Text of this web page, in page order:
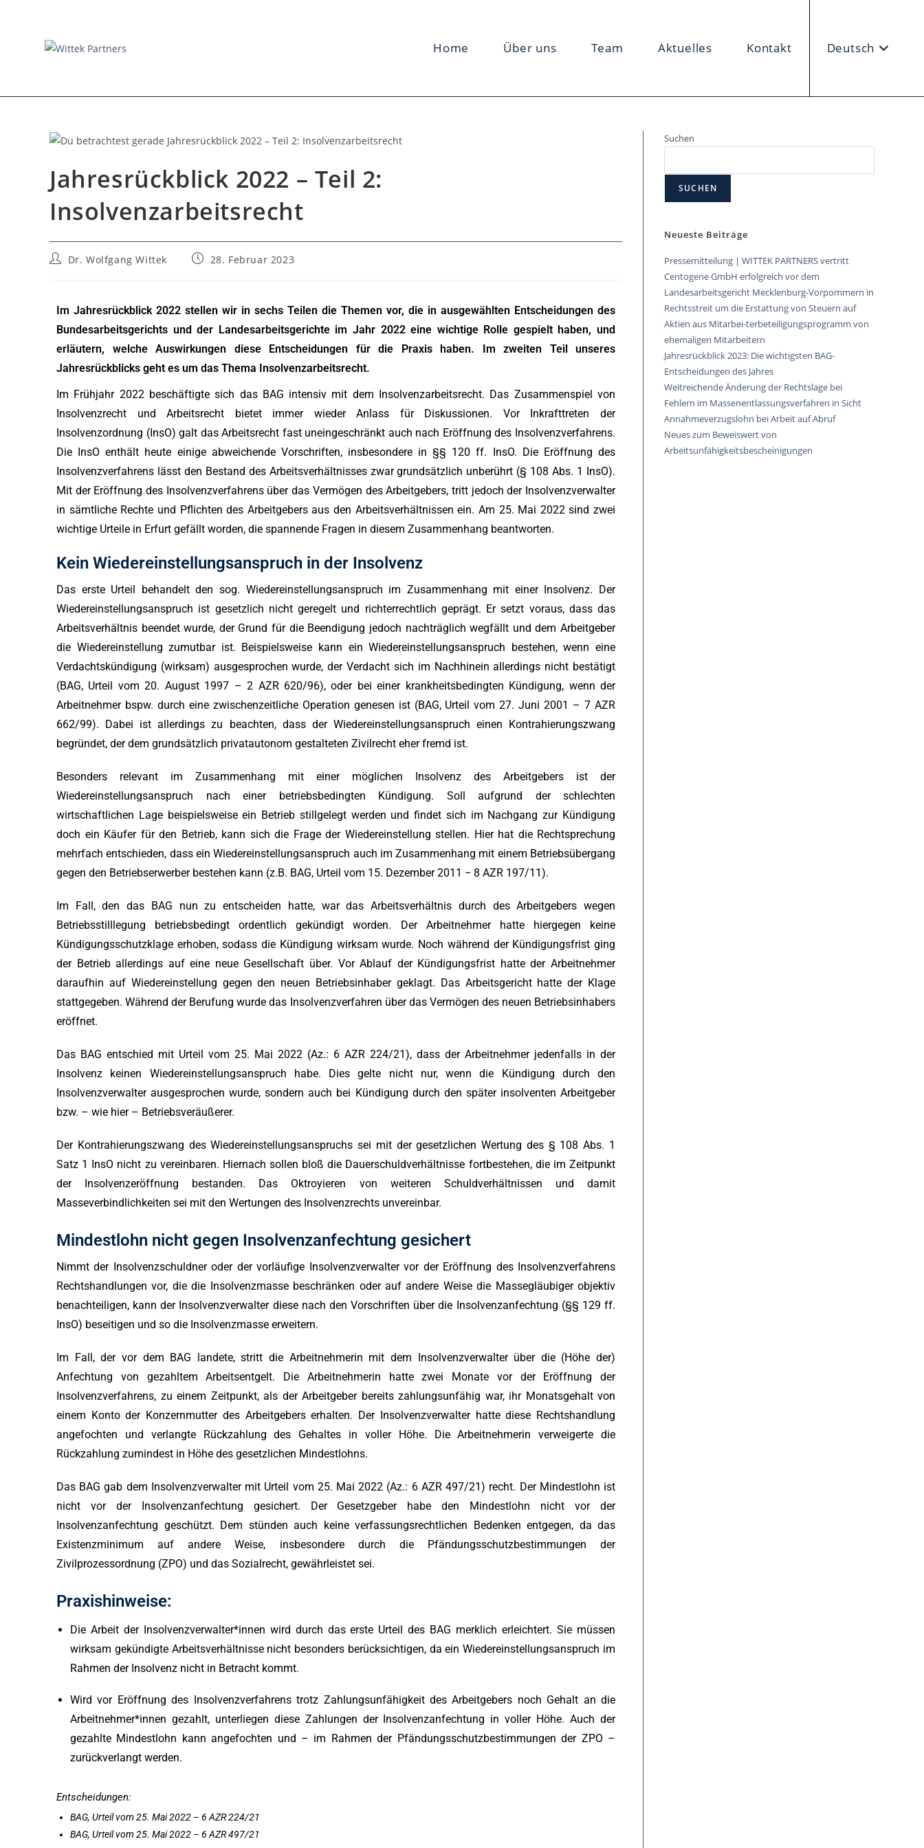
Home Über uns Team Aktuelles Kontakt Deutsch
Jahresrückblick 2022 – Teil 2:
Insolvenzarbeitsrecht
Dr. Wolfgang Wittek 28. Februar 2023
Im Jahresrückblick 2022 stellen wir in sechs Teilen die Themen vor, die in ausgewählten Entscheidungen des
Bundesarbeitsgerichts und der Landesarbeitsgerichte im Jahr 2022 eine wichtige Rolle gespielt haben, und
erläutern, welche Auswirkungen diese Entscheidungen für die Praxis haben. Im zweiten Teil unseres
Jahresrückblicks geht es um das Thema Insolvenzarbeitsrecht.
Im Frühjahr 2022 beschäftigte sich das BAG intensiv mit dem Insolvenzarbeitsrecht. Das Zusammenspiel von
Insolvenzrecht und Arbeitsrecht bietet immer wieder Anlass für Diskussionen. Vor Inkrafttreten der
Insolvenzordnung (InsO) galt das Arbeitsrecht fast uneingeschränkt auch nach Eröffnung des Insolvenzverfahrens.
Die InsO enthält heute einige abweichende Vorschriften, insbesondere in §§ 120 ff. InsO. Die Eröffnung des
Insolvenzverfahrens lässt den Bestand des Arbeitsverhältnisses zwar grundsätzlich unberührt (§ 108 Abs. 1 InsO).
Mit der Eröffnung des Insolvenzverfahrens über das Vermögen des Arbeitgebers, tritt jedoch der Insolvenzverwalter
in sämtliche Rechte und Pflichten des Arbeitgebers aus den Arbeitsverhältnissen ein. Am 25. Mai 2022 sind zwei
wichtige Urteile in Erfurt gefällt worden, die spannende Fragen in diesem Zusammenhang beantworten.
Kein Wiedereinstellungsanspruch in der Insolvenz
Das erste Urteil behandelt den sog. Wiedereinstellungsanspruch im Zusammenhang mit einer Insolvenz. Der
Wiedereinstellungsanspruch ist gesetzlich nicht geregelt und richterrechtlich geprägt. Er setzt voraus, dass das
Arbeitsverhältnis beendet wurde, der Grund für die Beendigung jedoch nachträglich wegfällt und dem Arbeitgeber
die Wiedereinstellung zumutbar ist. Beispielsweise kann ein Wiedereinstellungsanspruch bestehen, wenn eine
Verdachtskündigung (wirksam) ausgesprochen wurde, der Verdacht sich im Nachhinein allerdings nicht bestätigt
(BAG, Urteil vom 20. August 1997 – 2 AZR 620/96), oder bei einer krankheitsbedingten Kündigung, wenn der
Arbeitnehmer bspw. durch eine zwischenzeitliche Operation genesen ist (BAG, Urteil vom 27. Juni 2001 – 7 AZR
662/99). Dabei ist allerdings zu beachten, dass der Wiedereinstellungsanspruch einen Kontrahierungszwang
begründet, der dem grundsätzlich privatautonom gestalteten Zivilrecht eher fremd ist.
Besonders relevant im Zusammenhang mit einer möglichen Insolvenz des Arbeitgebers ist der
Wiedereinstellungsanspruch nach einer betriebsbedingten Kündigung. Soll aufgrund der schlechten
wirtschaftlichen Lage beispielsweise ein Betrieb stillgelegt werden und findet sich im Nachgang zur Kündigung
doch ein Käufer für den Betrieb, kann sich die Frage der Wiedereinstellung stellen. Hier hat die Rechtsprechung
mehrfach entschieden, dass ein Wiedereinstellungsanspruch auch im Zusammenhang mit einem Betriebsübergang
gegen den Betriebserwerber bestehen kann (z.B. BAG, Urteil vom 15. Dezember 2011 − 8 AZR 197/11).
Im Fall, den das BAG nun zu entscheiden hatte, war das Arbeitsverhältnis durch des Arbeitgebers wegen
Betriebsstilllegung betriebsbedingt ordentlich gekündigt worden. Der Arbeitnehmer hatte hiergegen keine
Kündigungsschutzklage erhoben, sodass die Kündigung wirksam wurde. Noch während der Kündigungsfrist ging
der Betrieb allerdings auf eine neue Gesellschaft über. Vor Ablauf der Kündigungsfrist hatte der Arbeitnehmer
daraufhin auf Wiedereinstellung gegen den neuen Betriebsinhaber geklagt. Das Arbeitsgericht hatte der Klage
stattgegeben. Während der Berufung wurde das Insolvenzverfahren über das Vermögen des neuen Betriebsinhabers
eröffnet.
Das BAG entschied mit Urteil vom 25. Mai 2022 (Az.: 6 AZR 224/21), dass der Arbeitnehmer jedenfalls in der
Insolvenz keinen Wiedereinstellungsanspruch habe. Dies gelte nicht nur, wenn die Kündigung durch den
Insolvenzverwalter ausgesprochen wurde, sondern auch bei Kündigung durch den später insolventen Arbeitgeber
bzw. – wie hier – Betriebsveräußerer.
Der Kontrahierungszwang des Wiedereinstellungsanspruchs sei mit der gesetzlichen Wertung des § 108 Abs. 1
Satz 1 InsO nicht zu vereinbaren. Hiernach sollen bloß die Dauerschuldverhältnisse fortbestehen, die im Zeitpunkt
der Insolvenzeröffnung bestanden. Das Oktroyieren von weiteren Schuldverhältnissen und damit
Masseverbindlichkeiten sei mit den Wertungen des Insolvenzrechts unvereinbar.
Mindestlohn nicht gegen Insolvenzanfechtung gesichert
Nimmt der Insolvenzschuldner oder der vorläufige Insolvenzverwalter vor der Eröffnung des Insolvenzverfahrens
Rechtshandlungen vor, die die Insolvenzmasse beschränken oder auf andere Weise die Massegläubiger objektiv
benachteiligen, kann der Insolvenzverwalter diese nach den Vorschriften über die Insolvenzanfechtung (§§ 129 ff.
InsO) beseitigen und so die Insolvenzmasse erweitern.
Im Fall, der vor dem BAG landete, stritt die Arbeitnehmerin mit dem Insolvenzverwalter über die (Höhe der)
Anfechtung von gezahltem Arbeitsentgelt. Die Arbeitnehmerin hatte zwei Monate vor der Eröffnung der
Insolvenzverfahrens, zu einem Zeitpunkt, als der Arbeitgeber bereits zahlungsunfähig war, ihr Monatsgehalt von
einem Konto der Konzernmutter des Arbeitgebers erhalten. Der Insolvenzverwalter hatte diese Rechtshandlung
angefochten und verlangte Rückzahlung des Gehaltes in voller Höhe. Die Arbeitnehmerin verweigerte die
Rückzahlung zumindest in Höhe des gesetzlichen Mindestlohns.
Das BAG gab dem Insolvenzverwalter mit Urteil vom 25. Mai 2022 (Az.: 6 AZR 497/21) recht. Der Mindestlohn ist
nicht vor der Insolvenzanfechtung gesichert. Der Gesetzgeber habe den Mindestlohn nicht vor der
Insolvenzanfechtung geschützt. Dem stünden auch keine verfassungsrechtlichen Bedenken entgegen, da das
Existenzminimum auf andere Weise, insbesondere durch die Pfändungsschutzbestimmungen der
Zivilprozessordnung (ZPO) und das Sozialrecht, gewährleistet sei.
Praxishinweise:
Die Arbeit der Insolvenzverwalter*innen wird durch das erste Urteil des BAG merklich erleichtert. Sie müssen
wirksam gekündigte Arbeitsverhältnisse nicht besonders berücksichtigen, da ein Wiedereinstellungsanspruch im
Rahmen der Insolvenz nicht in Betracht kommt.
Wird vor Eröffnung des Insolvenzverfahrens trotz Zahlungsunfähigkeit des Arbeitgebers noch Gehalt an die
Arbeitnehmer*innen gezahlt, unterliegen diese Zahlungen der Insolvenzanfechtung in voller Höhe. Auch der
gezahlte Mindestlohn kann angefochten und – im Rahmen der Pfändungsschutzbestimmungen der ZPO –
zurückverlangt werden.
Entscheidungen:
BAG, Urteil vom 25. Mai 2022 – 6 AZR 224/21
BAG, Urteil vom 25. Mai 2022 – 6 AZR 497/21
Suchen
SUCHEN
Neueste Beiträge
Pressemitteilung | WITTEK PARTNERS vertritt
Centogene GmbH erfolgreich vor dem
Landesarbeitsgericht Mecklenburg-Vorpommern in
Rechtsstreit um die Erstattung von Steuern auf
Aktien aus Mitarbei-terbeteiligungsprogramm von
ehemaligen Mitarbeitern
Jahresrückblick 2023: Die wichtigsten BAG-
Entscheidungen des Jahres
Weitreichende Änderung der Rechtslage bei
Fehlern im Massenentlassungsverfahren in Sicht
Annahmeverzugslohn bei Arbeit auf Abruf
Neues zum Beweiswert von
Arbeitsunfähigkeitsbescheinigungen